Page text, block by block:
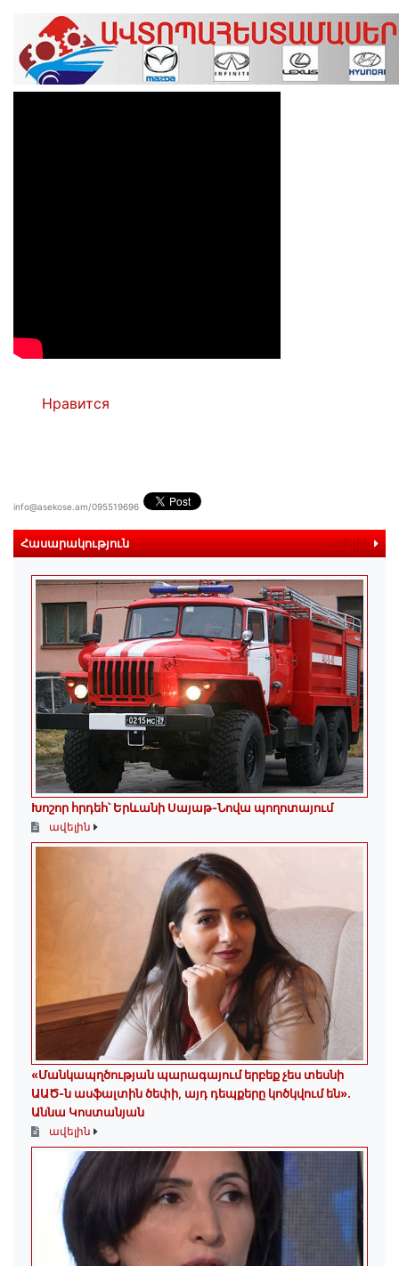
Нравится
info@asekose.am/095519696
Հասարակություն ավելին
Խոշոր հրդեհ՝ Երևանի Սայաթ-Նովա պողոտայում
ավելին
«Մանկապղծության պարագայում երբեք չես տեսնի
ԱԱԾ-ն ասֆալտին ծեփի, այդ դեպքերը կոծկվում են»․
Աննա Կոստանյան
ավելին